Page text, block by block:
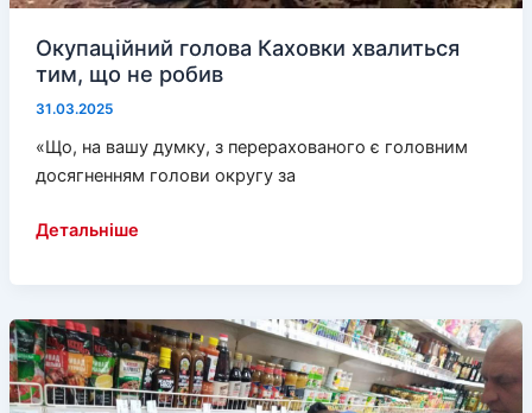
Окупаційний голова Каховки хвалиться
тим, що не робив
31.03.2025
«Що, на вашу думку, з перерахованого є головним
досягненням голови округу за
Окупаційний
хвалиться
тим,
що
не
Детальніше